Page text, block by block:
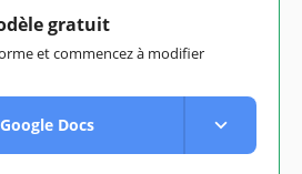
gratuit
et commencez à modifier
Docs